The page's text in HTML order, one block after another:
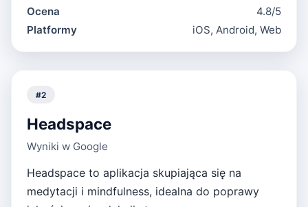
Ocena
4.8/5
Platformy
iOS, Android, Web
#2
Headspace
Wyniki w Google
Headspace to aplikacja skupiająca się na
medytacji i mindfulness, idealna do poprawy